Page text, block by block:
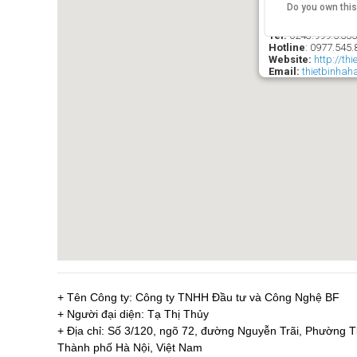
SIÊU THỊ
: 21 Ngõ 84
Tel:0243.999.5.333
Hotline:
Website: http://
Email:
Do you own
+ Tên Công ty: Công ty TNHH Đầu tư và Công Nghệ BF
+ Người đại diện: Tạ Thị Thủy
+ Địa chỉ: Số 3/120, ngõ 72, đường Nguyễn Trãi, Phường
Thành phố Hà Nội, Việt Nam